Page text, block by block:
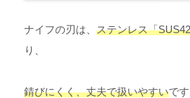
ナイフの刃は、 ステンレス「
り、
錆びにくく、丈夫で扱いやすいです